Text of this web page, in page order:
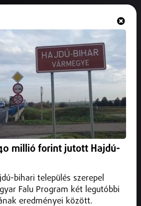
kapott a
megszegése miatt
millió forint jutott Hajdú-
bihari település szerepel
Falu Program két legutóbbi
eredményei között.